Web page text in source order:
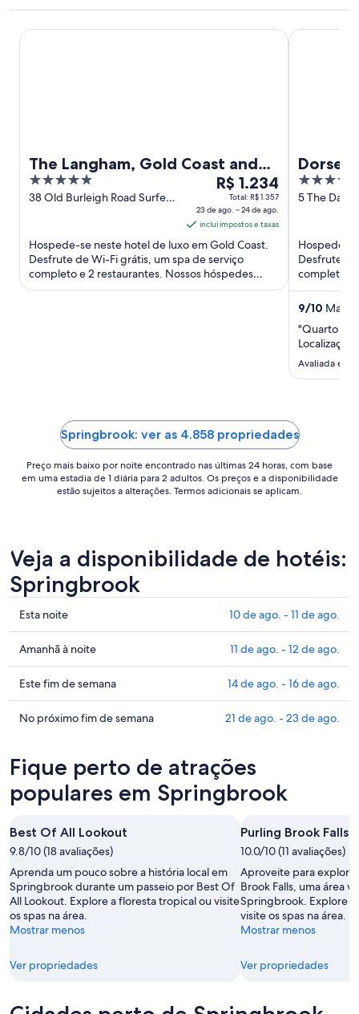
The Langham, Gold Coast and
Jewel Residences
5
out
38 Old Burleigh Road Surfers
O
preço
é
de
R$ 1.234
por
diária
a
24
de
ago..
R$ 1.234
Total: R$ 1.357
23 de ago. – 24 de ago.
inclui impostos e taxas
Hospede-se neste hotel de luxo em Gold Coast.
Desfrute de Wi-Fi grátis, um spa de serviço
completo e 2 restaurantes. Nossos hóspedes
elogiam a piscina e os funcionários ...
The Langham, Gold Coast and Jewel Residences
4.5
out
5 The
Hospede-
Desfrute
completo e
hóspedes
9/10
"Quarto
Avaliada em
Dorsett
Springbrook: ver as 4.858 propriedades
Preço mais baixo por noite encontrado nas últimas 24 horas, com base
em uma estadia de 1 diária para 2 adultos. Os preços e a disponibilidade
estão sujeitos a alterações. Termos adicionais se aplicam.
Veja a disponibilidade de hotéis:
Springbrook
Confira
os
preços
em
Springbrook
para
esta
de
ago.
-
de
ago.
Esta noite 10 de ago. - 11 de ago.
Confira
os
preços
em
Springbrook
à
noite,
11
ago.
-
12
de
ago.
Amanhã à noite 11 de ago. - 12 de ago.
Confira
os
preços
para
este
fim
semana,
14
de
ago.
-
16
de
Este fim de semana 14 de ago. - 16 de ago.
Confira
em
Springbrook
para
próximo
fim
de
semana,
21
de
ago.
23
ago.
No próximo fim de semana 21 de ago. - 23 de ago.
Fique perto de atrações
populares em Springbrook
Best Of All Lookout
9.8/10 (18 avaliações)
Aprenda um pouco sobre a história local em
Springbrook durante um passeio por Best Of
All Lookout. Explore a floresta tropical ou visite
os spas na área.
Mostrar menos
Ver propriedades
Purling Brook Falls
10.0/10 (11 avaliações)
Aproveite para
Brook Falls, uma área
Springbrook. Explore
visite os spas na área.
Mostrar menos
Ver propriedades